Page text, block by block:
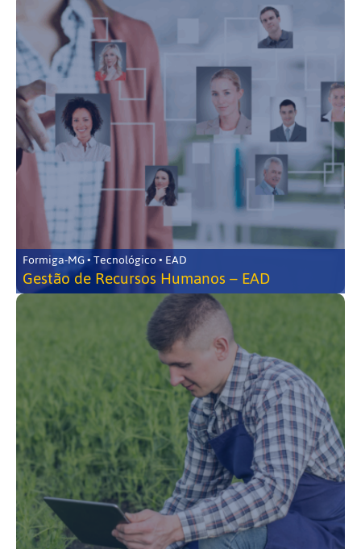
Formiga-MG • Tecnológico • EAD
Gestão de Recursos Humanos – EAD